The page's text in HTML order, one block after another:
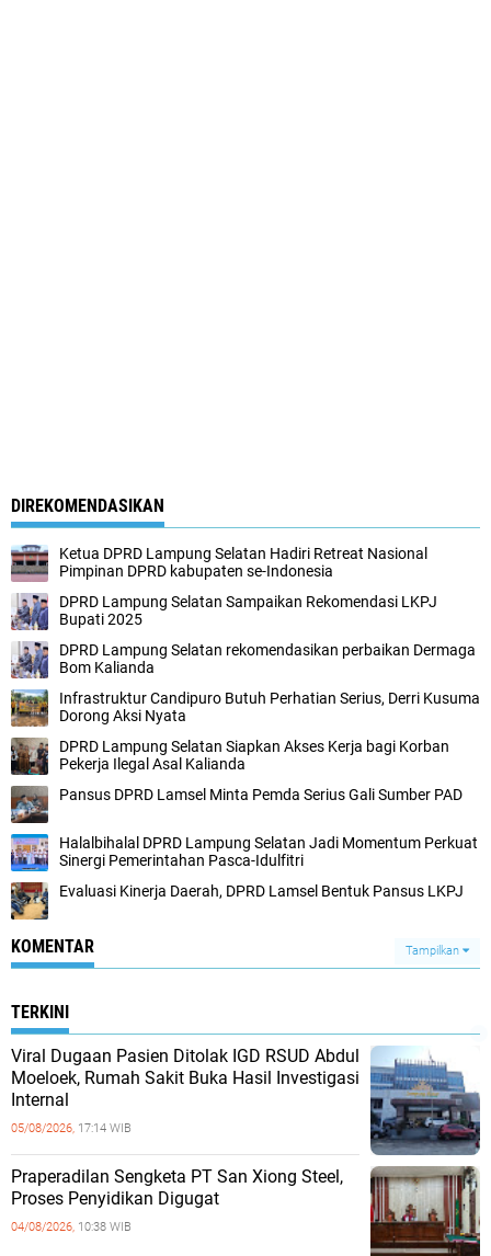
DIREKOMENDASIKAN
Ketua DPRD Lampung Selatan Hadiri Retreat Nasional
Pimpinan DPRD kabupaten se-Indonesia
DPRD Lampung Selatan Sampaikan Rekomendasi LKPJ
Bupati 2025
DPRD Lampung Selatan rekomendasikan perbaikan Dermaga
Bom Kalianda
Infrastruktur Candipuro Butuh Perhatian Serius, Derri Kusuma
Dorong Aksi Nyata
DPRD Lampung Selatan Siapkan Akses Kerja bagi Korban
Pekerja Ilegal Asal Kalianda
Pansus DPRD Lamsel Minta Pemda Serius Gali Sumber PAD
Halalbihalal DPRD Lampung Selatan Jadi Momentum Perkuat
Sinergi Pemerintahan Pasca-Idulfitri
Evaluasi Kinerja Daerah, DPRD Lamsel Bentuk Pansus LKPJ
KOMENTAR Tampilkan
TERKINI
Viral Dugaan Pasien Ditolak IGD RSUD Abdul
Moeloek, Rumah Sakit Buka Hasil Investigasi
Internal
05/08/2026, 17:14 WIB
Praperadilan Sengketa PT San Xiong Steel,
Proses Penyidikan Digugat
04/08/2026, 10:38 WIB